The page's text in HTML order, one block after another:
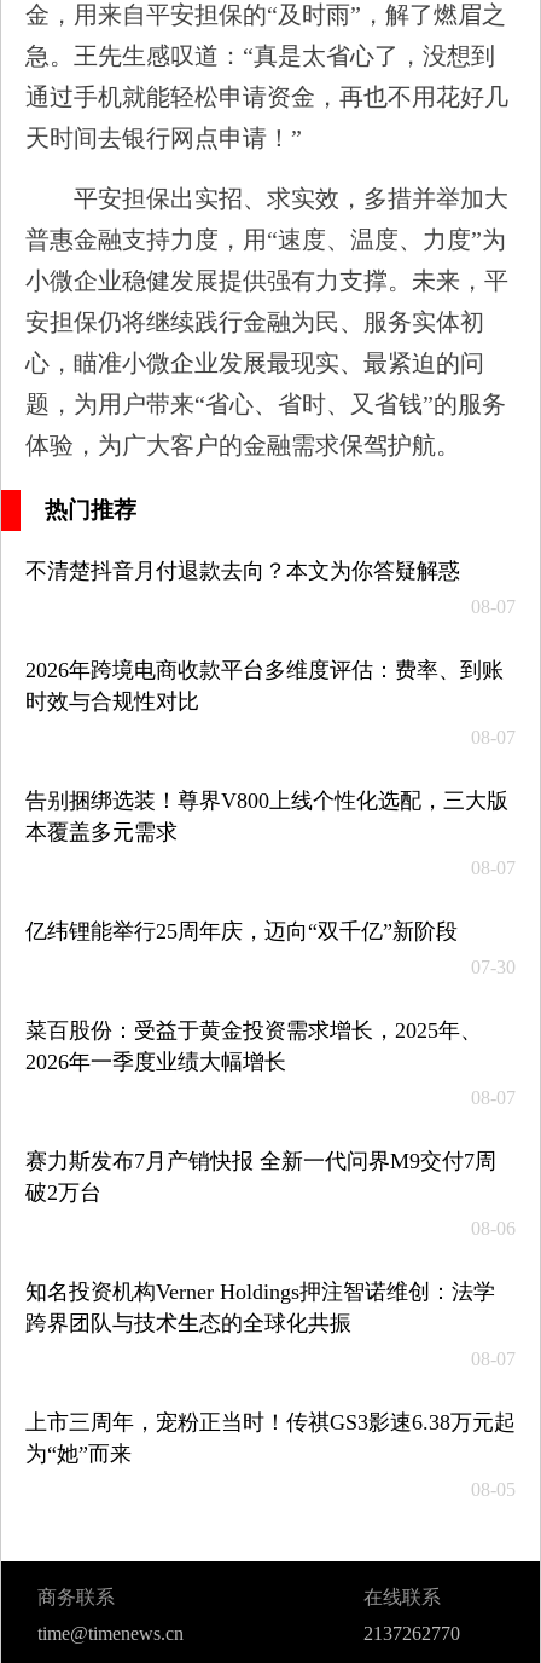
金，用来自平安担保的“及时雨”，解了燃眉之
急。王先生感叹道：“真是太省心了，没想到
通过手机就能轻松申请资金，再也不用花好几
天时间去银行网点申请！”
平安担保出实招、求实效，多措并举加大
普惠金融支持力度，用“速度、温度、力度”为
小微企业稳健发展提供强有力支撑。未来，平
安担保仍将继续践行金融为民、服务实体初
心，瞄准小微企业发展最现实、最紧迫的问
题，为用户带来“省心、省时、又省钱”的服务
体验，为广大客户的金融需求保驾护航。
热门推荐
不清楚抖音月付退款去向？本文为你答疑解惑
08-07
2026年跨境电商收款平台多维度评估：费率、到账
时效与合规性对比
08-07
告别捆绑选装！尊界V800上线个性化选配，三大版
本覆盖多元需求
08-07
亿纬锂能举行25周年庆，迈向“双千亿”新阶段
07-30
菜百股份：受益于黄金投资需求增长，2025年、
2026年一季度业绩大幅增长
08-07
赛力斯发布7月产销快报 全新一代问界M9交付7周
破2万台
08-06
知名投资机构Verner Holdings押注智诺维创：法学
跨界团队与技术生态的全球化共振
08-07
上市三周年，宠粉正当时！传祺GS3影速6.38万元起
为“她”而来
08-05
商务联系
time@timenews.cn
在线联系
2137262770